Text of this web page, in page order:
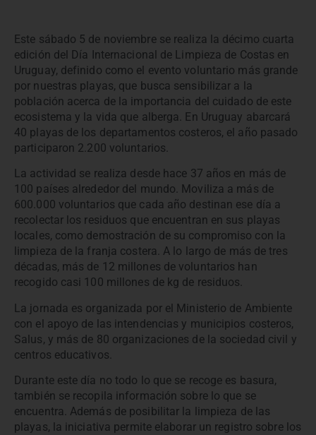
Este sábado 5 de noviembre se realiza la décimo cuarta
edición del Día Internacional de Limpieza de Costas en
Uruguay, definido como el evento voluntario más grande
por nuestras playas, que busca sensibilizar a la
población acerca de la importancia del cuidado de este
ecosistema y la vida que alberga. En Uruguay abarcará
40 playas de los departamentos costeros, el año pasado
participaron 2.200 voluntarios.
La actividad se realiza desde hace 37 años en más de
100 países alrededor del mundo. Moviliza a más de
600.000 voluntarios que cada año destinan ese día a
recolectar los residuos que encuentran en sus playas
locales, como demostración de su compromiso con la
limpieza de la franja costera. A lo largo de más de tres
décadas, más de 12 millones de voluntarios han
recogido casi 100 millones de kg de residuos.
La jornada es organizada por el Ministerio de Ambiente
con el apoyo de las intendencias y municipios costeros,
Salus, y más de 80 organizaciones de la sociedad civil y
centros educativos.
Durante este día no todo lo que se recoge es basura,
también se recopila información sobre lo que se
encuentra. Además de posibilitar la limpieza de las
playas, la iniciativa permite elaborar un registro sobre los